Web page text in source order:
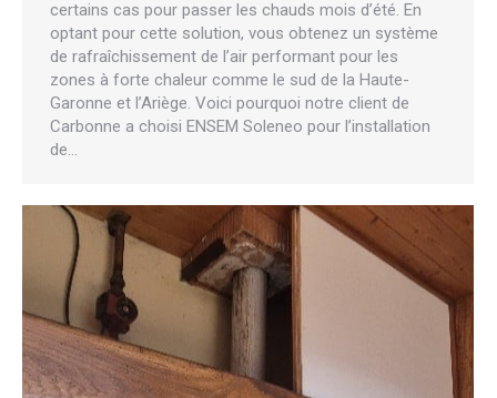
certains cas pour passer les chauds mois d’été. En
optant pour cette solution, vous obtenez un système
de rafraîchissement de l’air performant pour les
zones à forte chaleur comme le sud de la Haute-
Garonne et l’Ariège. Voici pourquoi notre client de
Carbonne a choisi ENSEM Soleneo pour l’installation
de…